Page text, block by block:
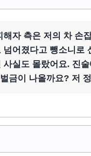
자 측은 저의 차 손
어졌다고 뺑소니로
실도 몰랐어요. 진
금이 나올까요? 저